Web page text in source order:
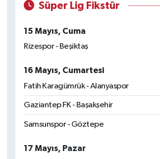
Süper Lig Fikstür
15 Mayıs, Cuma
Rizespor - Beşiktaş
16 Mayıs, Cumartesi
Fatih Karagümrük - Alanyaspor
Gaziantep FK - Başakşehir
Samsunspor - Göztepe
17 Mayıs, Pazar